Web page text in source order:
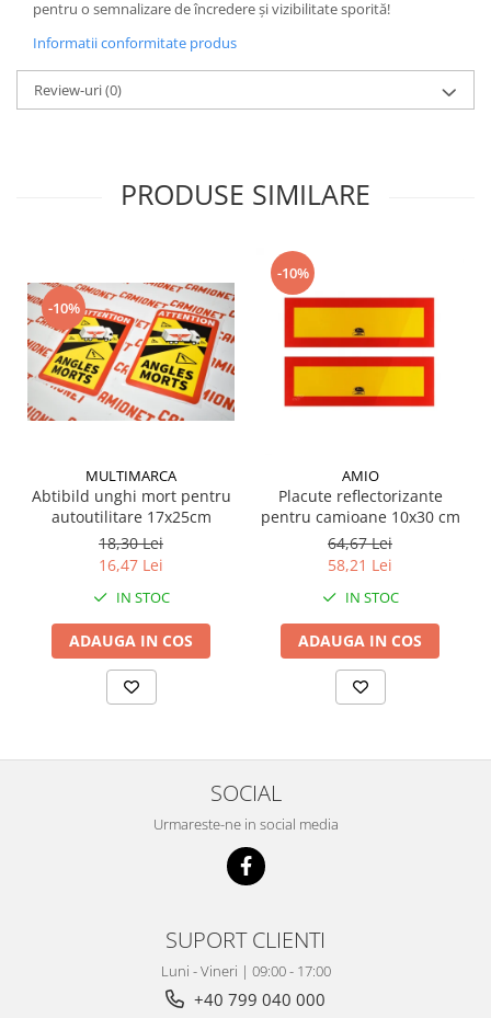
protectie
Grup electropompa
Bolturi, role si bucsi
MAMMUT LIFT
ERHEL - HYDRIS
Hidraulice
Electrice
Mecanice
Role, bucse si bolturi
Cilindri si burdufuri protectie
Consumabile
pentru o semnalizare de încredere și vizibilitate sporită!
Informatii conformitate produs
Review-uri(0)
PRODUSE SIMILARE
-10%
MULTIMARCA
Abtibild unghi mort pentru
autoutilitare 17x25cm
18,30 Lei
16,47 Lei
IN STOC
ADAUGA IN COS
-10%
AMIO
Placute reflectorizante
pentru camioane 10x30 cm
64,67 Lei
58,21 Lei
IN STOC
ADAUGA IN COS
SOCIAL
Urmareste-ne in social media
SUPORT CLIENTI
Luni - Vineri | 09:00 - 17:00
+40 799 040 000